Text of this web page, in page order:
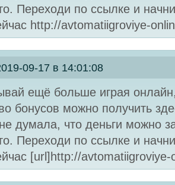
Переходи по ссылке и
http://avtomatiigroviye-
09-17 в 14:01:08
ещё больше играя
бонусов можно получить
думала, что деньги можно
Переходи по ссылке и
[url]http://avtomatiigroviye-